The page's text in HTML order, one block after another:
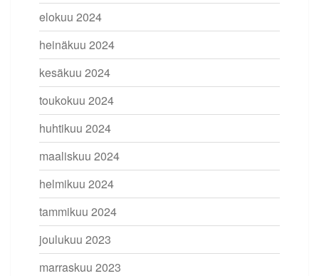
elokuu 2024
heinäkuu 2024
kesäkuu 2024
toukokuu 2024
huhtikuu 2024
maaliskuu 2024
helmikuu 2024
tammikuu 2024
joulukuu 2023
marraskuu 2023